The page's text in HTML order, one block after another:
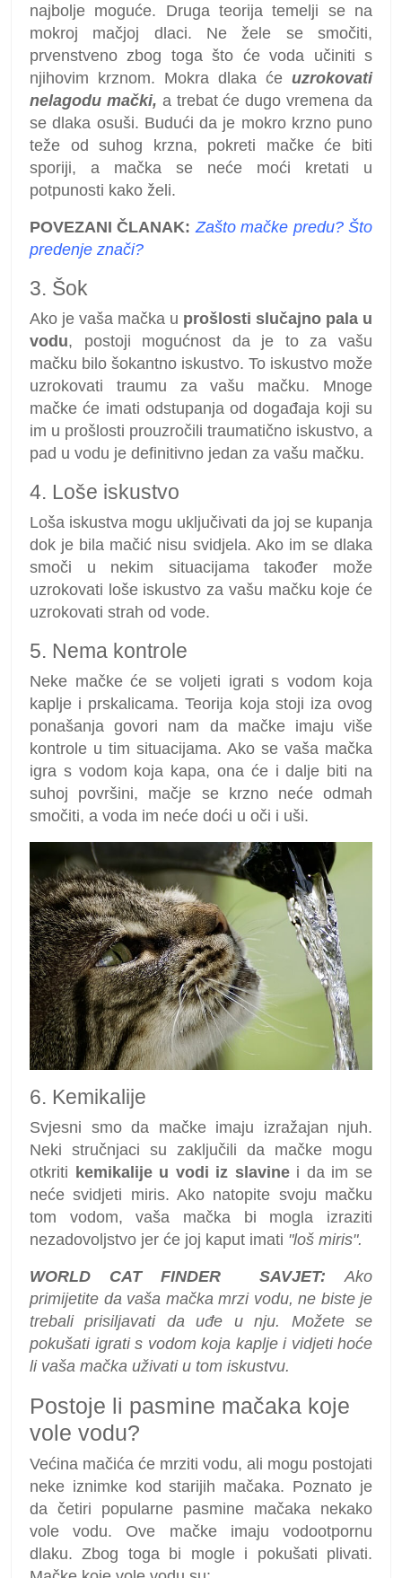
najbolje moguće. Druga teorija temelji se na
mokroj mačjoj dlaci. Ne žele se smočiti,
prvenstveno zbog toga što će voda učiniti s
njihovim krznom. Mokra dlaka će uzrokovati
nelagodu mački, a trebat će dugo vremena da
se dlaka osuši. Budući da je mokro krzno puno
teže od suhog krzna, pokreti mačke će biti
sporiji, a mačka se neće moći kretati u
potpunosti kako želi.
POVEZANI ČLANAK: Zašto mačke predu? Što
predenje znači?
3. Šok
Ako je vaša mačka u prošlosti slučajno pala u
vodu, postoji mogućnost da je to za vašu
mačku bilo šokantno iskustvo. To iskustvo može
uzrokovati traumu za vašu mačku. Mnoge
mačke će imati odstupanja od događaja koji su
im u prošlosti prouzročili traumatično iskustvo, a
pad u vodu je definitivno jedan za vašu mačku.
4. Loše iskustvo
Loša iskustva mogu uključivati ​​da joj se kupanja
dok je bila mačić nisu svidjela. Ako im se dlaka
smoči u nekim situacijama također može
uzrokovati loše iskustvo za vašu mačku koje će
uzrokovati strah od vode.
5. Nema kontrole
Neke mačke će se voljeti igrati s vodom koja
kaplje i prskalicama. Teorija koja stoji iza ovog
ponašanja govori nam da mačke imaju više
kontrole u tim situacijama. Ako se vaša mačka
igra s vodom koja kapa, ona će i dalje biti na
suhoj površini, mačje se krzno neće odmah
smočiti, a voda im neće doći u oči i uši.
6. Kemikalije
Svjesni smo da mačke imaju izražajan njuh.
Neki stručnjaci su zaključili da mačke mogu
otkriti kemikalije u vodi iz slavinei da im se
neće svidjeti miris. Ako natopite svoju mačku
tom vodom, vaša mačka bi mogla izraziti
nezadovoljstvo jer će joj kaput imati "loš miris".
WORLD CAT FINDER SAVJET:
Ako
primijetite da vaša mačka mrzi vodu, ne biste je
trebali prisiljavati da uđe u nju. Možete se
pokušati igrati s vodom koja kaplje i vidjeti hoće
li vaša mačka uživati ​​u tom iskustvu.
Postoje li pasmine mačaka koje
vole vodu?
Većina mačića će mrziti vodu, ali mogu postojati
neke iznimke kod starijih mačaka. Poznato je
da četiri popularne pasmine mačaka nekako
vole vodu. Ove mačke imaju vodootpornu
dlaku. Zbog toga bi mogle i pokušati plivati.